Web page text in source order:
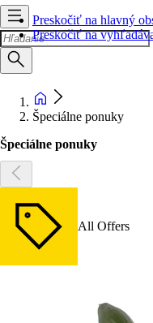
Preskočiť na hlavný
Preskočiť na
Špeciálne ponuky
Špeciálne ponuky
All Offers